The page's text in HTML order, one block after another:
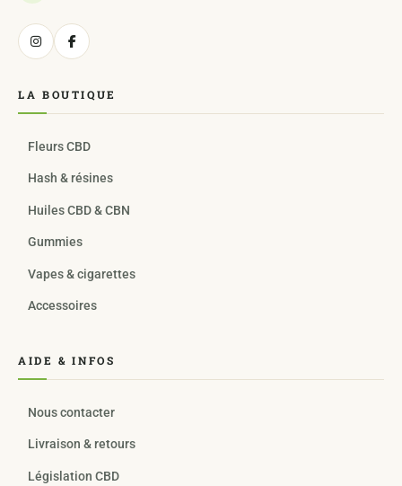
LA BOUTIQUE
Fleurs CBD
Hash & résines
Huiles CBD & CBN
Gummies
Vapes & cigarettes
Accessoires
AIDE & INFOS
Nous contacter
Livraison & retours
Législation CBD